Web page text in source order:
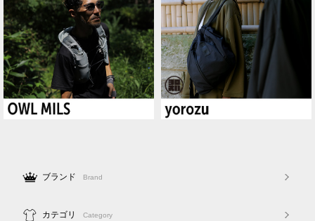
ブランド Brand
カテゴリ Category